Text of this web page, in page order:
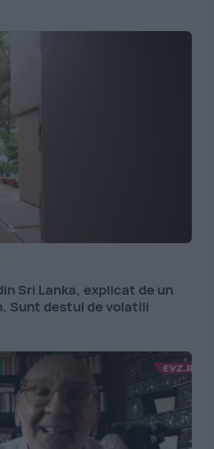
Sri Lanka, explicat de un
Sunt destul de volatili